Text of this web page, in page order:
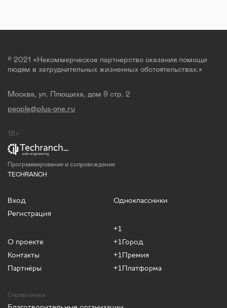
© 2021 «Некоммерческое партнерство оказания помощи
людям в затруднительных жизненных обстоятельствах.»
Москва, ул. Плющиха, дом 9 стр. 2
people@plus-one.ru
18+
Программирование и сопровождение
TECHRANCH
Вход
Регистрация
О проекте
Контакты
Партнёры
Одноклассники
+1
+1Город
+1Премия
+1Платформа
Справочники